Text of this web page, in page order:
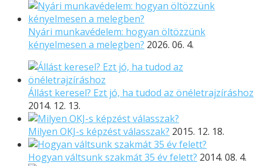
Nyári munkavédelem: hogyan öltözzünk
kényelmesen a melegben? 2026. 06. 4.
Állást keresel? Ezt jó, ha tudod az önéletrajzíráshoz
2014. 12. 13.
Milyen OKJ-s képzést válasszak? 2015. 12. 18.
Hogyan váltsunk szakmát 35 év felett? 2014. 08. 4.